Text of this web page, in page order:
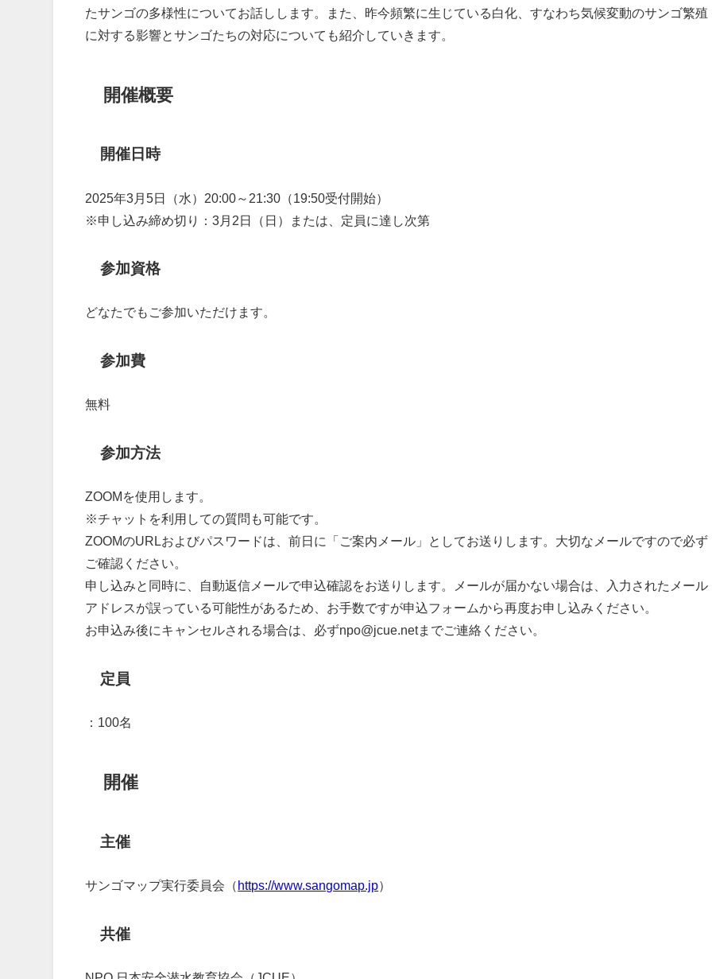
たサンゴの多様性についてお話しします。また、昨今頻繁に生じている白化、すなわち気候変動のサンゴ繁殖
に対する影響とサンゴたちの対応についても紹介していきます。
開催概要
開催日時
2025年3月5日（水）20:00～21:30（19:50受付開始）
※申し込み締め切り：3月2日（日）または、定員に達し次第
参加資格
どなたでもご参加いただけます。
参加費
無料
参加方法
ZOOMを使用します。
※チャットを利用しての質問も可能です。
ZOOMのURLおよびパスワードは、前日に「ご案内メール」としてお送りします。大切なメールですので必ず
ご確認ください。
申し込みと同時に、自動返信メールで申込確認をお送りします。メールが届かない場合は、入力されたメール
アドレスが誤っている可能性があるため、お手数ですが申込フォームから再度お申し込みください。
お申込み後にキャンセルされる場合は、必ずnpo@jcue.netまでご連絡ください。
定員
：100名
開催
主催
サンゴマップ実行委員会（ https://www.sangomap.jp）
共催